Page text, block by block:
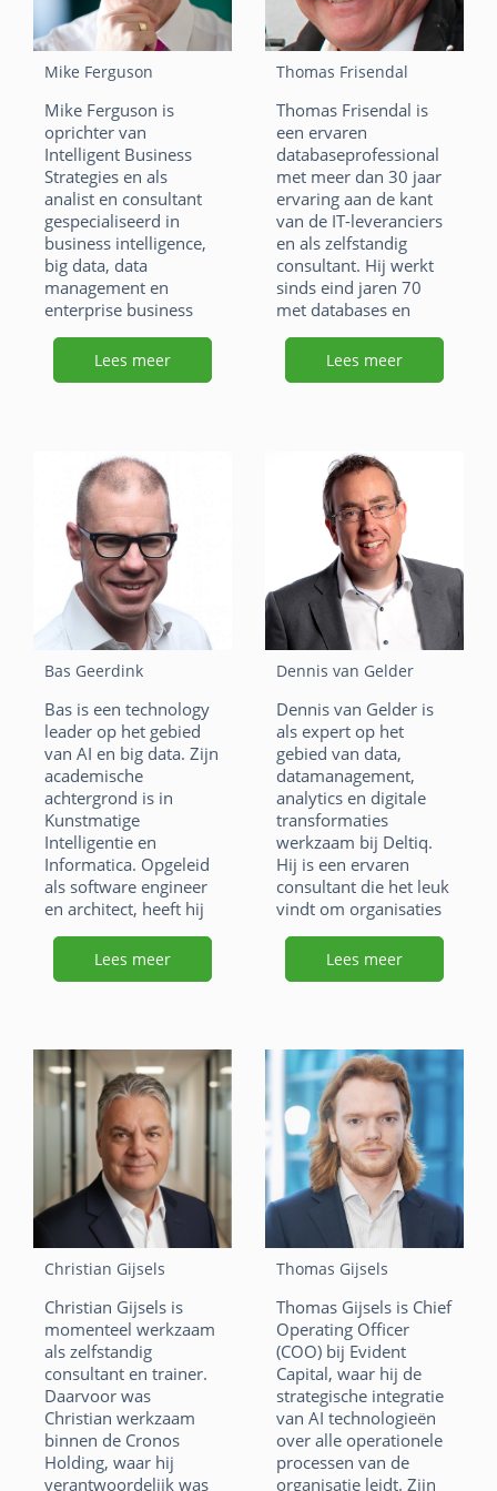
quality en data
governance. Ze
spreekt ook geregeld
op seminars en schrijft
blogs en whitepapers.
F
a
c
e
b
o
o
Li
n
k
e
dI
n
X
W
h
at
s
A
p
E
m
ai
l
e
b
o
o
k
e
dI
n
at
s
A
p
p
ai
l
benutten van nieuwe
technologieën en
technieken.
F
a
c
e
b
o
o
k
Li
n
k
e
dI
n
X
W
h
at
s
A
p
p
E
m
ai
l
Mike Ferguson
Mike Ferguson is
oprichter van
Intelligent Business
Strategies en als
analist en consultant
gespecialiseerd in
business intelligence,
big data, data
management en
enterprise business
bogen op meer dan 30
jaar ervaring in IT,
Data Analytics.
F
a
c
e
b
o
o
k
Li
n
k
e
dI
n
W
h
at
s
A
p
p
E
m
ai
l
Lees meer
Thomas Frisendal
Thomas Frisendal is
een ervaren
databaseprofessional
met meer dan 30 jaar
ervaring aan de kant
van de IT-leveranciers
en als zelfstandig
consultant. Hij werkt
sinds eind jaren 70
met databases en
1995 werkte hij vooral
aan data warehouse
database technologie.
Thomas heeft een
sterke drang om alles
te visualiseren als
grafieken – ook
datamodellen.
F
a
c
e
b
o
o
k
Li
n
k
e
dI
n
X
W
h
at
s
A
p
p
E
m
ai
l
Lees meer
Bas Geerdink
Bas is een technology
leader op het gebied
van AI en big data. Zijn
academische
achtergrond is in
Kunstmatige
Intelligentie en
Informatica. Opgeleid
als software engineer
en architect, heeft hij
realiseren van
succesvolle data-
technologieën. Hij is
een regelmatige
spreker op
conferenties en
informele
bijeenkomsten, waar
hij een mix van
marktcontext,
business cases,
architectuur en
broncode op een
enthousiaste manier
overbrengt aan zijn
publiek.
F
a
c
Li
n
k
X
W E
Lees meer
Dennis van Gelder
Dennis van Gelder is
als expert op het
gebied van data,
datamanagement,
analytics en digitale
transformaties
werkzaam bij Deltiq.
Hij is een ervaren
consultant die het leuk
vindt om organisaties
te worden.
a
c
e
b
o
o
k
n
k
e
dI
n
W
h
at
s
A
p
E
m
ai
l
Lees meer
Christian Gijsels
Christian Gijsels is
momenteel werkzaam
als zelfstandig
consultant en trainer.
Daarvoor was
Christian werkzaam
binnen de Cronos
Holding, waar hij
verantwoordelijk was
Thomas Gijsels
Thomas Gijsels is Chief
Operating Officer
(COO) bij Evident
Capital, waar hij de
strategische integratie
van AI technologieën
over alle operationele
processen van de
organisatie leidt. Zijn